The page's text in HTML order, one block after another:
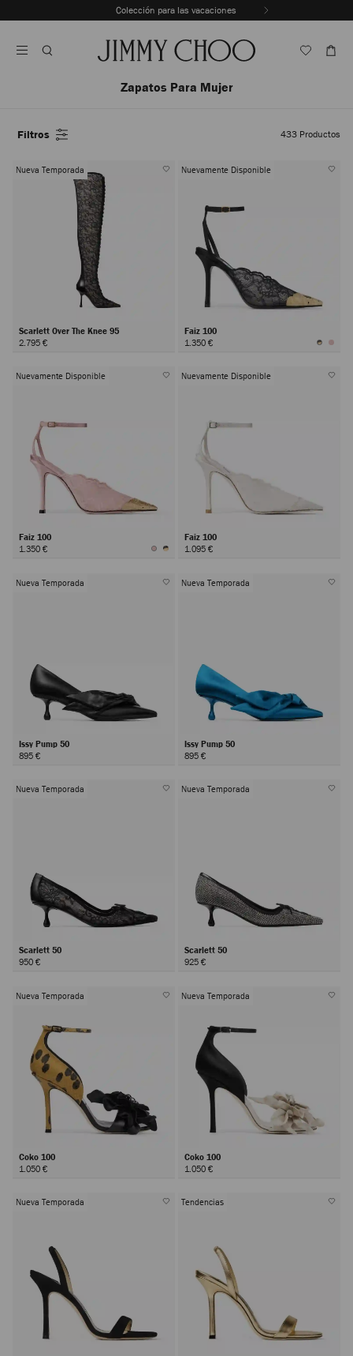
Al
Colección para las vacaciones
reproducción
Zapatos Para Mujer
Filtros 433 Productos
Nueva Temporada
Scarlett Over The Knee 95
2.795 €
Nuevamente Disponible
Faiz 100
1.350 €
Nuevamente Disponible
Faiz 100
1.350 €
Nuevamente Disponible
Faiz 100
1.095 €
Nueva Temporada
Issy Pump 50
895 €
Nueva Temporada
Issy Pump 50
895 €
Nueva Temporada
Scarlett 50
950 €
Nueva Temporada
Scarlett 50
925 €
Nueva Temporada
Coko 100
1.050 €
Nueva Temporada
Coko 100
1.050 €
Nueva Temporada Tendencias